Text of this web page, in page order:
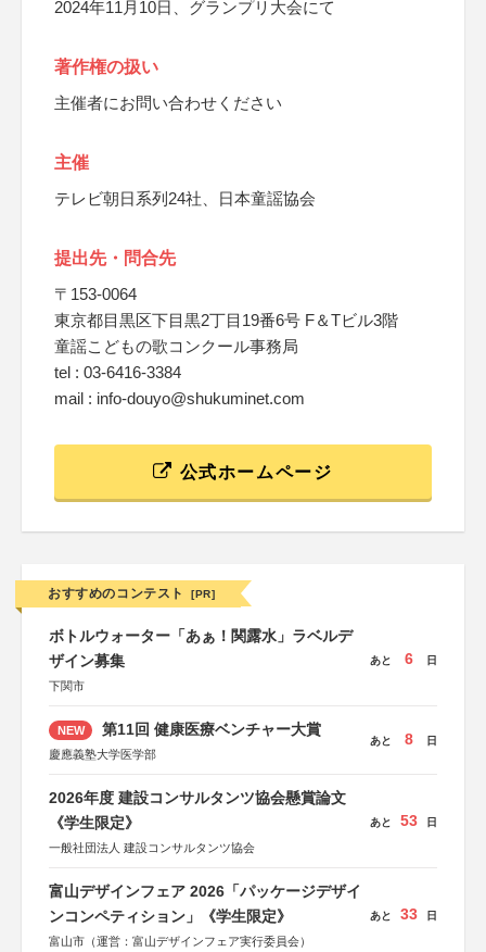
2024年11月10日、グランプリ大会にて
著作権の扱い
主催者にお問い合わせください
主催
テレビ朝日系列24社、日本童謡協会
提出先・問合先
〒153-0064
東京都目黒区下目黒2丁目19番6号 F＆Tビル3階
童謡こどもの歌コンクール事務局
tel : 03-6416-3384
mail : info-douyo@shukuminet.com
公式ホームページ
おすすめのコンテスト [PR]
ボトルウォーター「あぁ！関露水」ラベルデ
ザイン募集
下関市
あと 6 日
NEW 第11回 健康医療ベンチャー大賞
慶應義塾大学医学部
あと 8 日
2026年度 建設コンサルタンツ協会懸賞論文
《学生限定》
一般社団法人 建設コンサルタンツ協会
あと 53 日
富山デザインフェア 2026「パッケージデザイ
ンコンペティション」《学生限定》
富山市（運営：富山デザインフェア実行委員会）
あと 33 日